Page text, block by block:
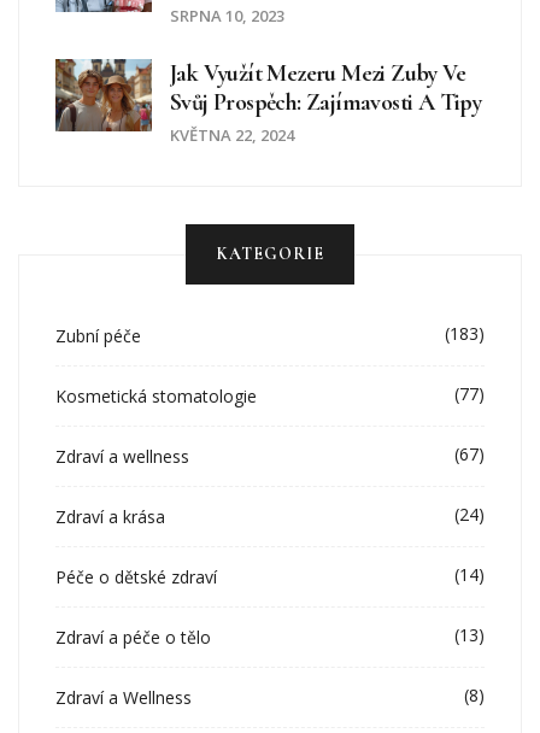
SRPNA 10, 2023
Jak Využít Mezeru Mezi Zuby Ve
Svůj Prospěch: Zajímavosti A Tipy
KVĚTNA 22, 2024
KATEGORIE
Zubní péče (183)
Kosmetická stomatologie (77)
Zdraví a wellness (67)
Zdraví a krása (24)
Péče o dětské zdraví (14)
Zdraví a péče o tělo (13)
Zdraví a Wellness (8)